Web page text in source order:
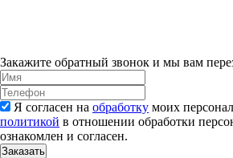
Закажите обратный звонок и мы вам
Я согласен на обработку моих
политикой в отношении обработки
ознакомлен и согласен.
Заказать